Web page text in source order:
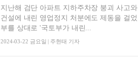
지난해 검단 아파트 지하주차장 붕괴 사고
건설에 내린 영업정지 처분에도 제동을 걸었다. 서울행정법원 행정2부는 22일 GS건설
부를 상대로 '국토부가 내린...
2024-03-22 금요일 | 주현태 기자